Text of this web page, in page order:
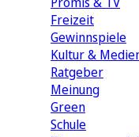
Freizeit
Gewinnspiele
Kultur &
Ratgeber
Meinung
Green
Schule